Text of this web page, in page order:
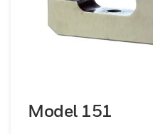
Model 151